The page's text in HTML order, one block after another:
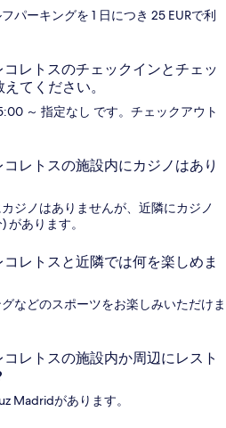
パーキングを 1 日につき 25 EURで利
コレトスのチェックインとチェッ
てください。
～ 指定なし です。チェックアウト
レトスの施設内にカジノはあり
ジノはありませんが、近隣にカジノ
があります。
レトスと近隣では何を楽しめま
などのスポーツをお楽しみいただけま
レトスの施設内か周辺にレスト
Madridがあります。